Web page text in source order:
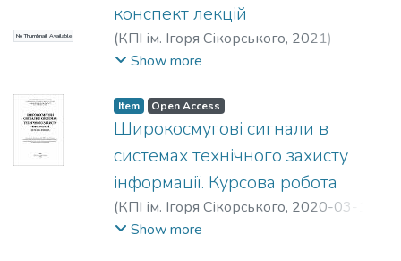
No Thumbnail Available
конспект лекцій
(КПІ ім. Ігоря Сікорського, 2021)
Луценко, Володимир Миколайович
Show more
Item Open Access
Широкосмугові сигнали в
системах технічного захисту
інформації. Курсова робота
(КПІ ім. Ігоря Сікорського, 2020-03-13
Кущ, Сергій Миколайович
Show more